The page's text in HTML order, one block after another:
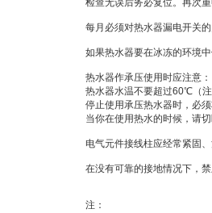
检查无误后务必复位。再次
每月必须对热水器漏电开关
如果热水器要在冰冻的环境
热水器作承压使用时应注意：
热水器水温不要超过60℃ （
停止使用承压热水器时，必
当你在使用热水的时候，请
电气元件接线柱应经常紧固
在没有可靠的接地情况下，
注：